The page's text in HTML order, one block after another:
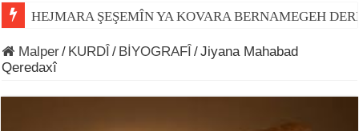
HEJMARA ŞEŞEMÎN YA KOVARA BERNAMEGEH
Malper/ KURDÎ / BİYOGRAFÎ /Jiyana Mahabad
Qeredaxî